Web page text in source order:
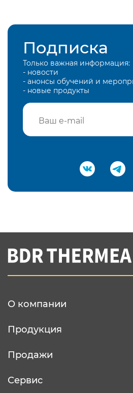
Подписка
Только важная информация:
- новости
- анонсы обучений и
- новые продукты
Подтвердить e-mail
Вы соглашаетесь с нашей
конфеденциальности
О компании
Продукция
Продажи
Сервис